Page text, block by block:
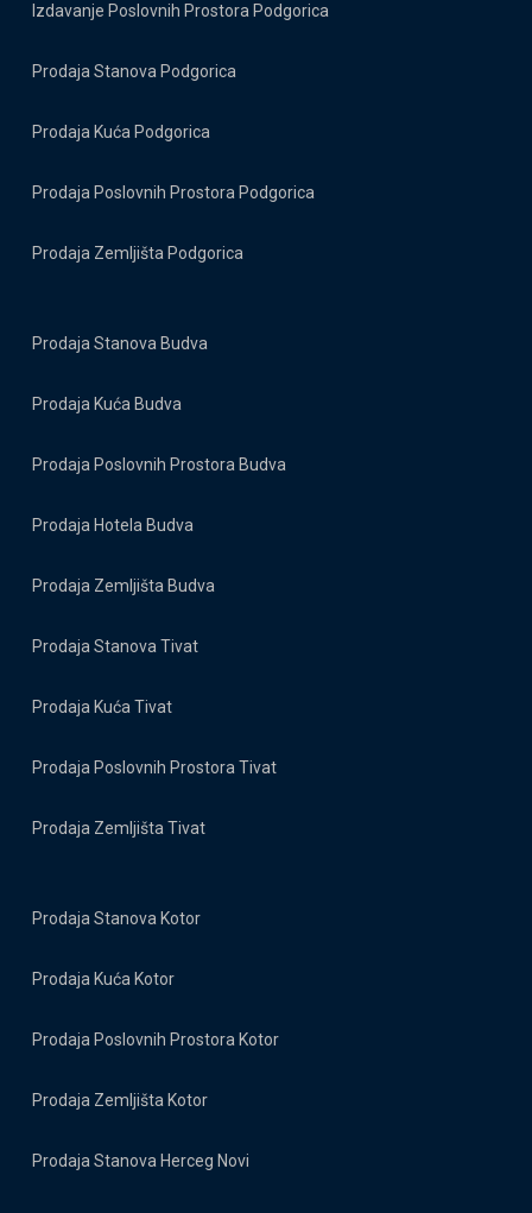
Izdavanje Poslovnih Prostora Podgorica
Prodaja Stanova Podgorica
Prodaja Kuća Podgorica
Prodaja Poslovnih Prostora Podgorica
Prodaja Zemljišta Podgorica
Prodaja Stanova Budva
Prodaja Kuća Budva
Prodaja Poslovnih Prostora Budva
Prodaja Hotela Budva
Prodaja Zemljišta Budva
Prodaja Stanova Tivat
Prodaja Kuća Tivat
Prodaja Poslovnih Prostora Tivat
Prodaja Zemljišta Tivat
Prodaja Stanova Kotor
Prodaja Kuća Kotor
Prodaja Poslovnih Prostora Kotor
Prodaja Zemljišta Kotor
Prodaja Stanova Herceg Novi